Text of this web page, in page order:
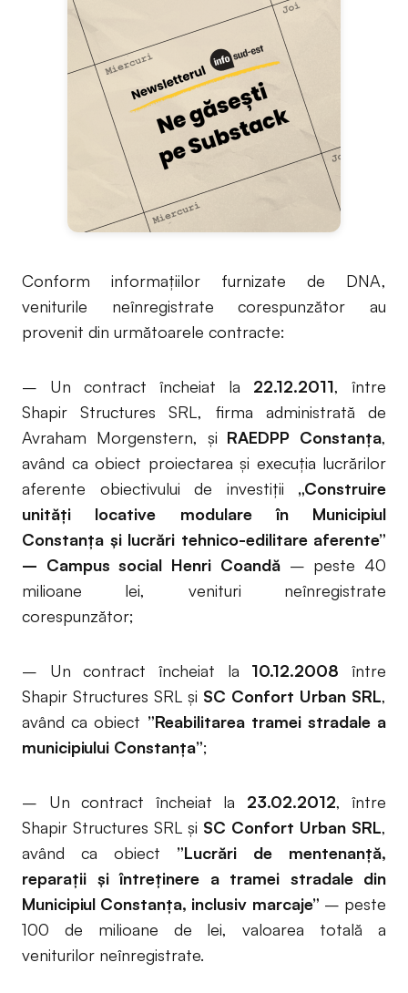
Conform informațiilor furnizate de DNA,
veniturile neînregistrate corespunzător au
provenit din următoarele contracte:
– Un contract încheiat la 22.12.2011, între
Shapir Structures SRL, firma administrată de
Avraham Morgenstern, și RAEDPP Constanța,
având ca obiect proiectarea și execuţia lucrărilor
aferente obiectivului de investiţii „Construire
unităţi locative modulare în Municipiul
Constanţa şi lucrări tehnico-edilitare aferente”
– Campus social Henri Coandă– peste 40
milioane lei, venituri neînregistrate
corespunzător;
– Un contract încheiat la 10.12.2008 între
Shapir Structures SRL și SC Confort Urban SRL,
având ca obiect ”Reabilitarea tramei stradale a
municipiului Constanţa”;
– Un contract încheiat la 23.02.2012, între
Shapir Structures SRL și SC Confort Urban SRL,
având ca obiect ”Lucrări de mentenanţă,
reparaţii şi întreţinere a tramei stradale din
Municipiul Constanţa, inclusiv marcaje” – peste
100 de milioane de lei, valoarea totală a
veniturilor neînregistrate.